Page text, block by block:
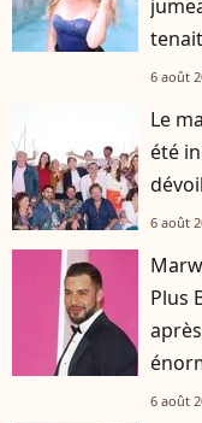
6 août
Le
été
6 août
Plus
6 août